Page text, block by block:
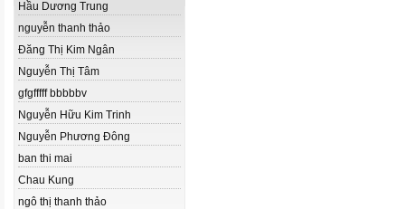
Hầu Dương Trung
nguyễn thanh thảo
Đăng Thị Kim Ngân
Nguyễn Thị Tâm
gfgfffff bbbbbv
Nguyễn Hữu Kim Trinh
Nguyễn Phương Đông
ban thi mai
Chau Kung
ngô thị thanh thảo